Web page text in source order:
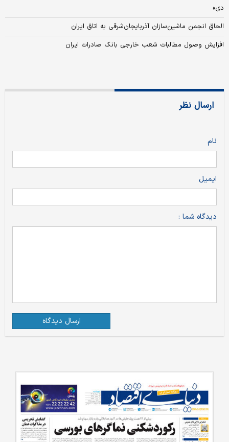
دی»
الحاق انجمن ماشین‌سازان آذربایجان‌شرقی به اتاق ایران
افزایش وصول مطالبات شعب خارجی بانک صادرات ایران
ارسال نظر
نام
ایمیل
دیدگاه شما :
ارسال دیدگاه